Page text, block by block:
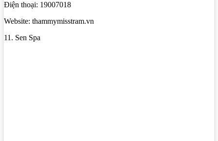
Điện thoại: 19007018
Website: thammymisstram.vn
11. Sen Spa